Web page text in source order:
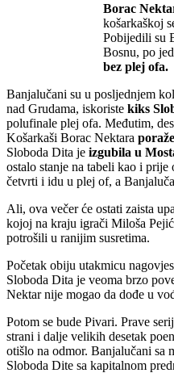
Borac
košarkaškoj
Pobijedili su
Bosnu, po
bez plej ofa.
Banjalučani su u posljednjem
nad Grudama, iskoriste kiks
polufinale plej ofa. Međutim,
Košarkaši Borac Nektara
Sloboda Dita je izgubila u
ostalo stanje na tabeli kao i
četvrti i idu u plej of, a
Ali, ova večer će ostati zaista
kojoj na kraju igrači Miloša
potrošili u ranijim susretima.
Početak obiju utakmicu
Sloboda Dita je veoma brzo
Nektar nije mogao da dođe u
Potom se bude Pivari. Prave
strani i dalje velikih desetak
otišlo na odmor. Banjalučani sa
Sloboda Dite sa kapitalnom